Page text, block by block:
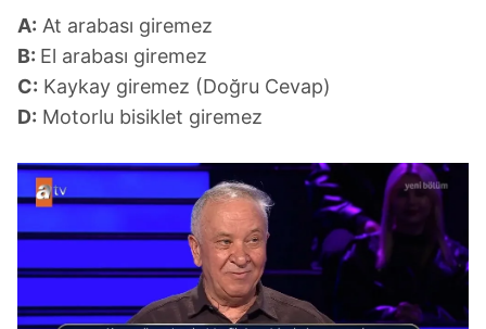
A: At arabası giremez
B: El arabası giremez
C: Kaykay giremez (Doğru Cevap)
D: Motorlu bisiklet giremez